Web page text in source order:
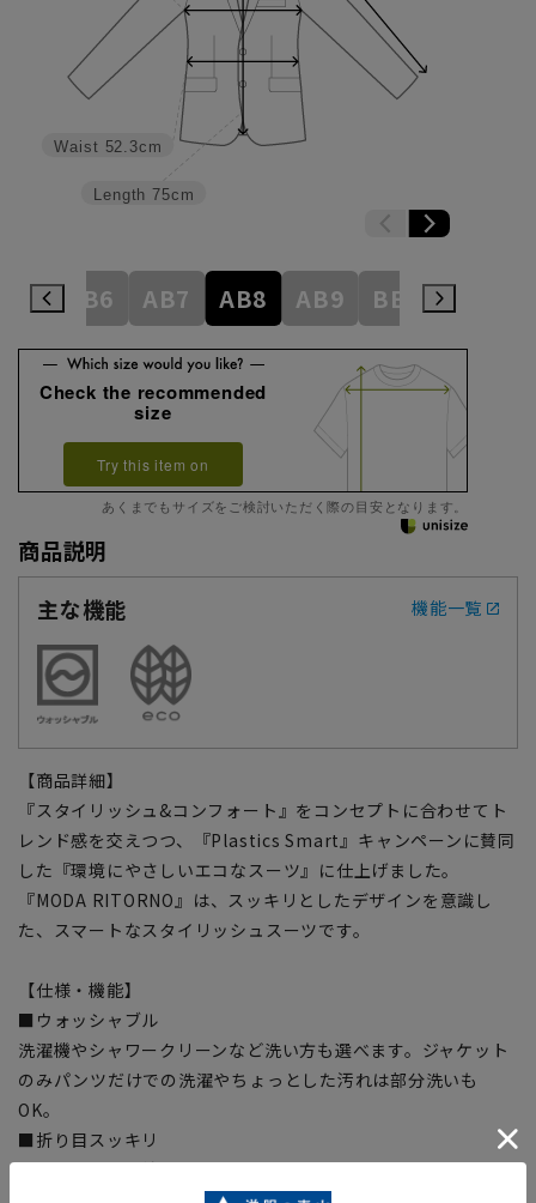
Length 75cm
Waist 52.3cm
AB6 AB7 AB8 AB9 BE3 BE4
Check the recommended
size
Try this item on
あくまでもサイズをご検討いただく際の目安となります。
商品説明
主な機能
機能一覧
【商品詳細】
『スタイリッシュ&コンフォート』をコンセプトに合わせてト
レンド感を交えつつ、『Plastics Smart』キャンペーンに賛同
した『環境にやさしいエコなスーツ』に仕上げました。
『MODA RITORNO』は、スッキリとしたデザインを意識し
た、スマートなスタイリッシュスーツです。
【仕様・機能】
■ウォッシャブル
洗濯機やシャワークリーンなど洗い方も選べます。ジャケット
のみパンツだけでの洗濯やちょっとした汚れは部分洗いも
OK。
■折り目スッキリ
生地特性により綺麗なプリーツラインをキープ